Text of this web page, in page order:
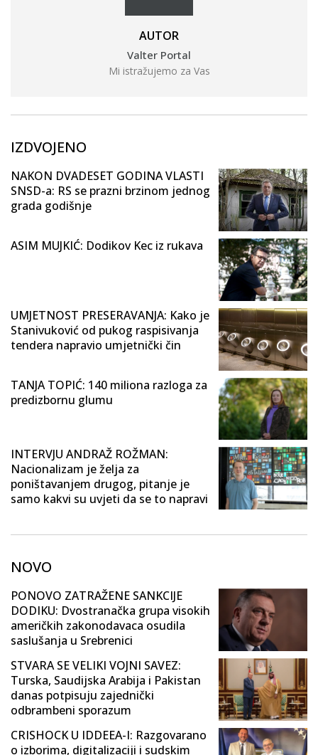
AUTOR
Valter Portal
Mi istražujemo za Vas
IZDVOJENO
NAKON DVADESET GODINA VLASTI
SNSD-a: RS se prazni brzinom jednog
grada godišnje
ASIM MUJKIĆ: Dodikov Kec iz rukava
UMJETNOST PRESERAVANJA: Kako je
Stanivuković od pukog raspisivanja
tendera napravio umjetnički čin
TANJA TOPIĆ: 140 miliona razloga za
predizbornu glumu
INTERVJU ANDRAŽ ROŽMAN:
Nacionalizam je želja za
poništavanjem drugog, pitanje je
samo kakvi su uvjeti da se to napravi
NOVO
PONOVO ZATRAŽENE SANKCIJE
DODIKU: Dvostranačka grupa visokih
američkih zakonodavaca osudila
saslušanja u Srebrenici
STVARA SE VELIKI VOJNI SAVEZ:
Turska, Saudijska Arabija i Pakistan
danas potpisuju zajednički
odbrambeni sporazum
CRISHOCK U IDDEEA-I: Razgovarano
o izborima, digitalizaciji i sudskim